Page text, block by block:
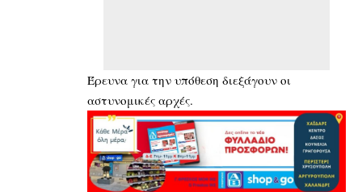
Έρευνα για την υπόθεση διεξάγουν οι
αστυνομικές αρχές.